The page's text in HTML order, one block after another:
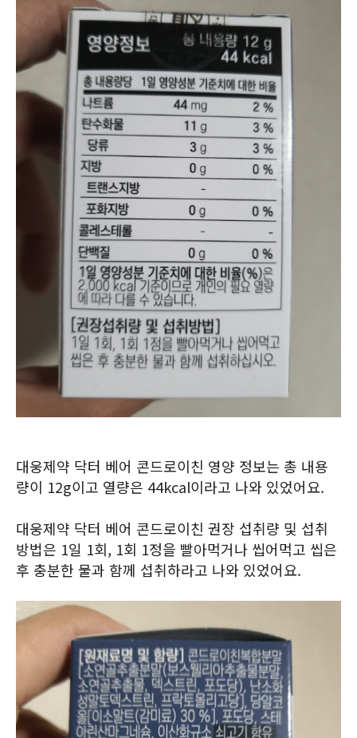
대웅제약 닥터 베어 콘드로이친 영양 정보는 총 내용
량이 12g이고 열량은 44kcal이라고 나와 있었어요.
대웅제약 닥터 베어 콘드로이친 권장 섭취량 및 섭취
방법은 1일 1회, 1회 1정을 빨아먹거나 씹어먹고 씹은
후 충분한 물과 함께 섭취하라고 나와 있었어요.